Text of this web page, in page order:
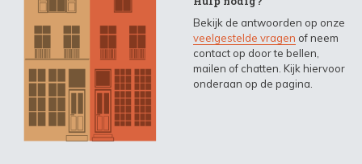
Bekijk de antwoorden op onze
veelgestelde vragen of neem
contact op door te bellen,
mailen of chatten. Kijk hiervoor
onderaan op de pagina.